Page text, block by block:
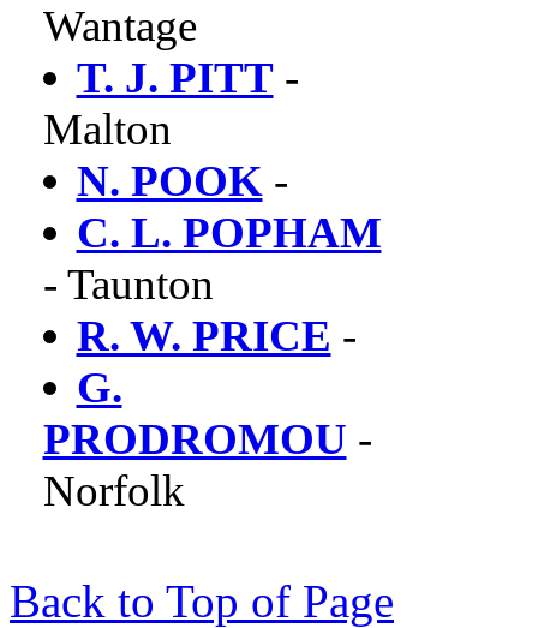
Wantage
T. J. PITT-
Malton
N. POOK-
C. L. POPHAM
- Taunton
R. W. PRICE -
G.
PRODROMOU -
Norfolk
Back to Top of Page